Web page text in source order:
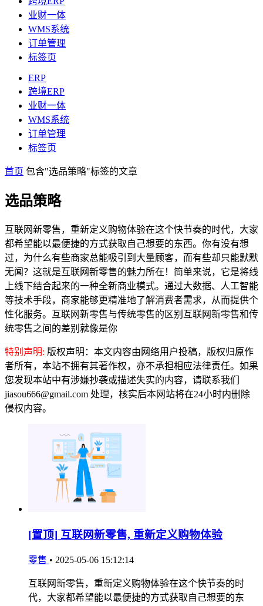
业财一体
WMS系统
订单管理
标签页
ERP
跨境ERP
业财一体
WMS系统
订单管理
标签页
首页 包含"选品策略"标签的文章
选品策略
互联网新零售，重新定义购物体验在这个快节奏的时代，大家
都希望能以最便捷的方式获取自己想要的东西。你有没有想
过，为什么有些商家总能吸引到大量顾客，而有些却只能默默
无闻？这就是互联网新零售的魅力所在！简单来说，它是将线
上线下结合起来的一种全新商业模式。通过大数据、人工智能
等技术手段，商家能够更精准地了解消费者需求，从而提供个
性化服务。互联网新零售与传统零售的区别互联网新零售和传
统零售之间的差别就像是你
特别声明: 版权声明：本文内容由网络用户投稿，版权归原作
者所有，本站不拥有其著作权，亦不承担相应法律责任。如果
您发现本站中有涉嫌抄袭或描述失实的内容，请联系我们
jiasou666@gmail.com 处理，核实后本网站将在24小时内删除
侵权内容。
[置顶] 互联网新零售, 重新定义购物体验
零售 • 2025-05-06 15:12:14
互联网新零售，重新定义购物体验在这个快节奏的时
代，大家都希望能以最便捷的方式获取自己想要的东